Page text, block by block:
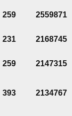
259 2559871
231 2168745
259 2147315
393 2134767